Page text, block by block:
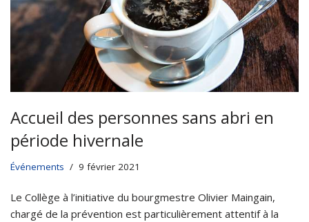
Accueil des personnes sans abri en
période hivernale
Événements 9 février 2021
Le Collège à l’initiative du bourgmestre Olivier Maingain,
chargé de la prévention est particulièrement attentif à la